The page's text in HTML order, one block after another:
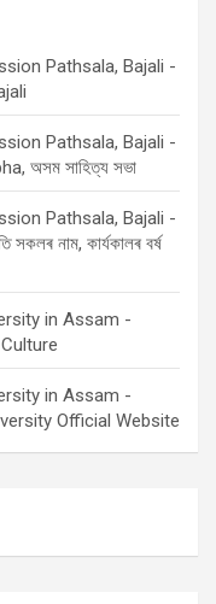
Pathsala, Bajali -
Pathsala, Bajali -
অসম সাহিত্য সভা
Pathsala, Bajali -
সকলৰ নাম, কাৰ্যকালৰ বৰ্ষ
in Assam -
in Assam -
Official Website